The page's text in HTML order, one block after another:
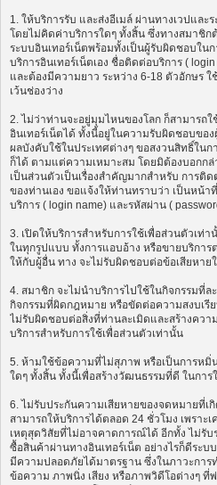
1. ให้บริการรับ และส่งอีเมล์ ผ่านทางเวปแล
โดยไม่คิดค่าบริการใดๆ ทั้งสิ้น ซึ่งทางสมาชิ
ระบบอินเทอร์เน็ตพร้อมทั้งเป็นผู้รับผิดชอบใน
บริการอินเทอร์เน็ตเอง ชื่อติดต่อบริการ (
และต้องมีความยาว ระหว่าง 6-18 ตัวอักษร ใ
เว้นช่องว่าง
2. ไม่ว่าท่านจะอยู่มุมไหนของโลก ก็สามารถ
อินเทอร์เน็ตได้ ทั้งนี้อยู่ในความรับผิดชอบขอ
ผลบังคับใช้ในประเทศต่างๆ ขอสงวนสิทธิ์ในก
ก็ได้ ตามแต่ความเหมาะสม โดยมิต้องบอกก
เป็นส่วนตัวเป็นเรื่องสำคัญมากสำหรับ การติ
ของท่านเอง ขอแจ้งให้ท่านทราบว่า เป็นหน้า
บริการ ( login name) และรหัสผ่าน (
3. เปิดให้บริการสำหรับการใช้เพื่อส่วนตัวเท่
ในทุกรูปแบบ ทั้งการแอบอ้าง หรือขายบริกา
ให้กับผู้อื่น ทาง จะไม่รับผิดชอบต่อข้อเสียหาย
4. สมาชิก จะไม่นำบริการไปใช้ในกิจกรรมที่
กิจกรรมที่ผิดกฎหมาย หรือขัดต่อความสงบเรี
ไม่รับผิดชอบต่อสิ่งที่ท่านละเมิดและสร้างคว
บริการสำหรับการใช้เพื่อส่วนตัวเท่านั้น
5. ห้ามใช้ข้อความที่ไม่สุภาพ หรือเป็นการหมิ่
ใดๆ ทั้งสิ้น ทั้งนี้เพื่อสร้างวัฒนธรรมที่ดี ในการ
6. ไม่รับประกันความเสียหายของจดหมายที่เ
สามารถให้บริการได้ตลอด 24 ชั่วโมง เพราะ
เหตุสุดวิสัยที่ไม่อาจคาดการณ์ได้ อีกทั้ง ไม่รับ
ซื้อสินค้าผ่านทางอินเทอร์เน็ต อย่างไรก็ดีระ
มีความปลอดภัยได้มาตรฐาน ซึ่งในภาวะการ
ข้อความ ภาพนิ่ง เสียง หรือภาพวิดีโอต่างๆ